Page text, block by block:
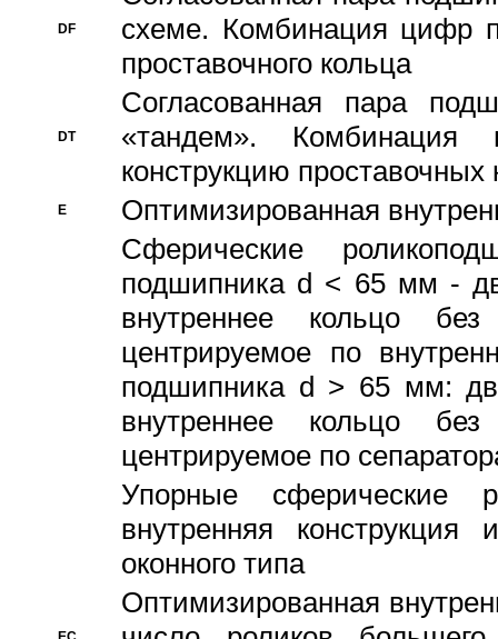
DF
схеме. Комбинация цифр
проставочного кольца
DT
Согласованная пара
«тандем».
конструкцию проставочных
E
Оптимизированная
Сферические
подшипника d < 65 мм -
внутреннее кольцо
центрируемое по
подшипника d > 65 мм:
внутреннее кольцо
центрируемое по
Упорные сферические
внутренняя
оконного типа
Oптимизированная